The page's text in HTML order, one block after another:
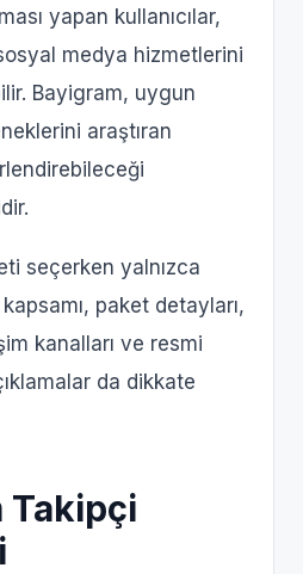
yapan kullanıcılar,
medya hizmetlerini
Bayigram, uygun
araştıran
seçerken yalnızca
paket detayları,
kanalları ve resmi
da dikkate
Takipçi